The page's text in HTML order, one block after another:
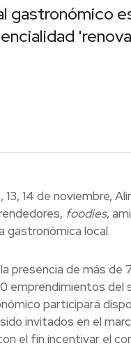
gastronómico
13, 14 de noviembre,
foodies,
gastronómica local.
presencia de más
emprendimientos del
participará
invitados en el
el fin incentivar el